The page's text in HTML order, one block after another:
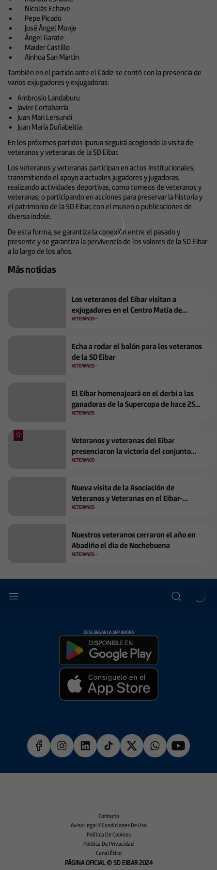
Nicolás Echave
Pepe Picado
José Ángel Monje
Ángel Garate
Maider Castillo
Ainhoa San Martin
También en el partido ante el Cádiz se contó con la presencia de
varios exjugadores y exjugadoras:
Ambrosio Landaburu
Javier Cortabarría
Juan Mari Lersundi
Juan María Duñabeitia
En los próximos partidos Ipurua seguirá acogiendo la visita de
veteranos y veteranas de la SD Eibar.
Los veteranos y veteranas participan en actos institucionales,
transmitiendo el apoyo a actuales jugadores y jugadoras;
realizando actividades deportivas, como torneos de veteranos y
veteranas; o participando en acciones para preservar la historia y
el patrimonio de la SD Eibar, con el museo o publicaciones de
diversa índole.
De esta forma, se garantiza la conexión entre el pasado y
presente y se garantiza la pervivencia de los valores de la SD Eibar
a lo largo de los años.
Más noticias
Los veteranos del Eibar visitan a
exjugadores en el Centro Matía de
Zumaia
VETERANOS
Echa a rodar el balón para los veteranos
de la SD Eibar
VETERANOS
El Eibar homenajeará en el derbi a las
ganadoras de la Supercopa de hace 25
años
VETERANOS
Veteranos y veteranas del Eibar
presenciaron la victoria del conjunto
armero ante el FC Cartagena
VETERANOS
Nueva visita de la Asociación de
Veteranos y Veteranas en el Eibar-
Racing de Ferrol
VETERANOS
Nuestros veteranos cerraron el año en
Abadiño el día de Nochebuena
VETERANOS
DESCARGAR LA APP AHORA
Contacto
Aviso Legal Y Condiciones De Uso
Política De Cookies
Política De Privacidad
Canal Ético
PÁGINA OFICIAL © SD EIBAR 2024